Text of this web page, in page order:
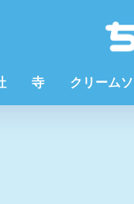
寺 クリーム